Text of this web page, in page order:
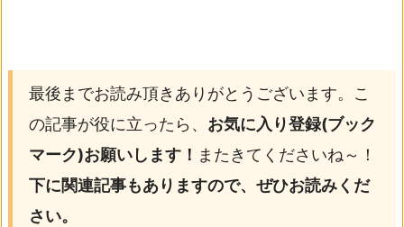
最後までお読み頂きありがとうございます。こ
の記事が役に立ったら、 お気に入り登録(ブック
マーク)お願いします！ またきてくださいね～！
下に関連記事もありますので、ぜひお読みくだ
さい。